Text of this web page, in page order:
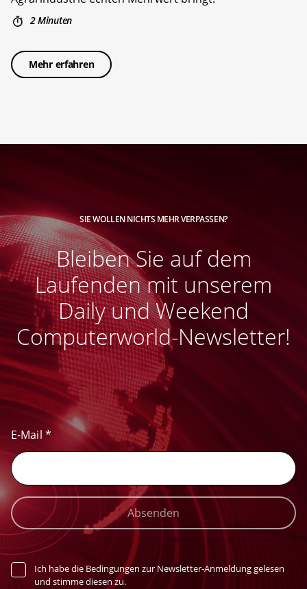
2 Minuten
Mehr erfahren
SIE WOLLEN NICHTS MEHR VERPASSEN?
Bleiben Sie auf dem
Laufenden mit unserem
Daily und Weekend
Computerworld-Newsletter!
E-Mail *
Absenden
Ich habe die Bedingungen zur Newsletter-Anmeldung gelesen
und stimme diesen zu.